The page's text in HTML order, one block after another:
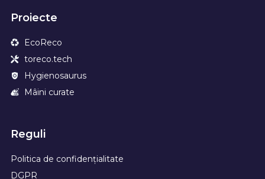
Proiecte
EcoReco
toreco.tech
Hygienosaurus
Mâini curate
Reguli
Politica de confidențialitate
DGPR